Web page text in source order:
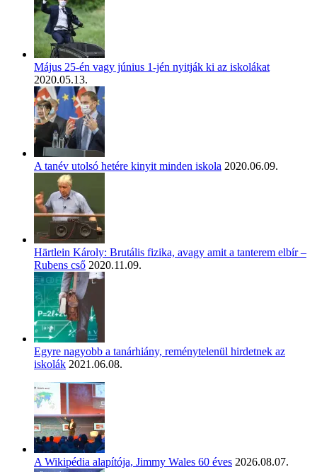
Május 25-én vagy június 1-jén nyitják ki az iskolákat
2020.05.13.
A tanév utolsó hetére kinyit minden iskola 2020.06.09.
Härtlein Károly: Brutális fizika, avagy amit a tanterem elbír –
Rubens cső 2020.11.09.
Egyre nagyobb a tanárhiány, reménytelenül hirdetnek az
iskolák 2021.06.08.
A Wikipédia alapítója, Jimmy Wales 60 éves 2026.08.07.